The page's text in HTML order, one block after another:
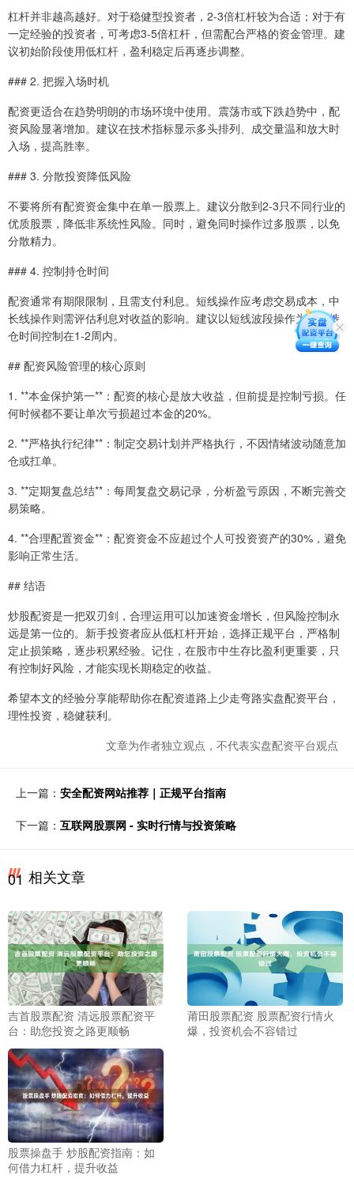
杠杆并非越高越好。对于稳健型投资者，2-3倍杠杆较为合适；对于有
一定经验的投资者，可考虑3-5倍杠杆，但需配合严格的资金管理。建
议初始阶段使用低杠杆，盈利稳定后再逐步调整。
### 2. 把握入场时机
配资更适合在趋势明朗的市场环境中使用。震荡市或下跌趋势中，配
资风险显著增加。建议在技术指标显示多头排列、成交量温和放大时
入场，提高胜率。
### 3. 分散投资降低风险
不要将所有配资资金集中在单一股票上。建议分散到2-3只不同行业的
优质股票，降低非系统性风险。同时，避免同时操作过多股票，以免
分散精力。
### 4. 控制持仓时间
配资通常有期限限制，且需支付利息。短线操作应考虑交易成本，中
长线操作则需评估利息对收益的影响。建议以短线波段操作为主，持
仓时间控制在1-2周内。
## 配资风险管理的核心原则
1. **本金保护第一**：配资的核心是放大收益，但前提是控制亏损。任
何时候都不要让单次亏损超过本金的20%。
2. **严格执行纪律**：制定交易计划并严格执行，不因情绪波动随意加
仓或扛单。
3. **定期复盘总结**：每周复盘交易记录，分析盈亏原因，不断完善交
易策略。
4. **合理配置资金**：配资资金不应超过个人可投资资产的30%，避免
影响正常生活。
## 结语
炒股配资是一把双刃剑，合理运用可以加速资金增长，但风险控制永
远是第一位的。新手投资者应从低杠杆开始，选择正规平台，严格制
定止损策略，逐步积累经验。记住，在股市中生存比盈利更重要，只
有控制好风险，才能实现长期稳定的收益。
希望本文的经验分享能帮助你在配资道路上少走弯路实盘配资平台，
理性投资，稳健获利。
文章为作者独立观点，不代表实盘配资平台观点
上一篇： 安全配资网站推荐｜正规平台指南
下一篇： 互联网股票网 - 实时行情与投资策略
01 相关文章
吉首股票配资 清远股票配资平
台：助您投资之路更顺畅
莆田股票配资 股票配资行情火
爆，投资机会不容错过
股票操盘手 炒股配资指南：如
何借力杠杆，提升收益